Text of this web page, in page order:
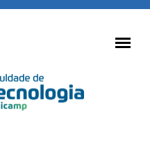
DE BUSCA